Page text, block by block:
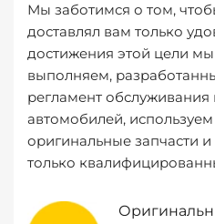
Мы заботимся о том,
доставлял вам только
достижения этой цели мы
выполняем,
регламент обслуживания
автомобилей,
оригинальные запчасти
только